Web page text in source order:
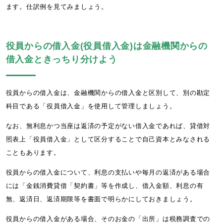
ます。仕訳例を見てみましょう。
役員からの借入金(役員借入金)は金融機関からの
借入金ときっちり分けよう
役員からの借入金は、金融機関からの借入金と区別して、別の勘定
科目である「役員借入金」を使用して管理しましょう。
なお、無利息かつ当座は返済の予定がない借入金であれば、貸借対
照表上「役員借入金」として区分することで自己資本とみなされる
こともあります。
役員からの借入金について、利息の支払いや毎月の返済がある場合
には「金銭消費貸借「契約書」等を作成し、借入金額、利息の有
無、返済日、返済期限等を書面で明らかにしておきましょう。
役員からの借入金がある場合、そのお金の「出所」は税務調査での